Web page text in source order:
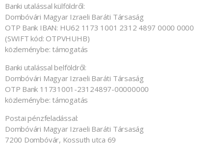
Banki utalással külföldről:
Dombóvári Magyar Izraeli Baráti Társaság
OTP Bank IBAN: HU62 1173 1001 2312 4897 0000 0000
(SWIFT kód: OTPVHUHB)
közleménybe: támogatás
Banki utalással belföldről:
Dombóvári Magyar Izraeli Baráti Társaság
OTP Bank 11731001-23124897-00000000
közleménybe: támogatás
Postai pénzfeladással:
Dombóvári Magyar Izraeli Baráti Társaság
7200 Dombóvár, Kossuth utca 69